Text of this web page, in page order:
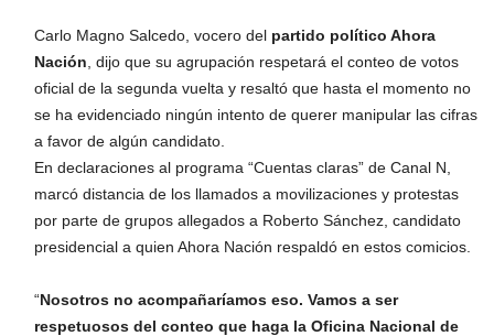
Carlo Magno Salcedo, vocero del partido político Ahora
Nación , dijo que su agrupación respetará el conteo de votos
oficial de la segunda vuelta y resaltó que hasta el momento no
se ha evidenciado ningún intento de querer manipular las cifras
a favor de algún candidato.
​En declaraciones al programa “Cuentas claras” de Canal N,
marcó distancia de los llamados a movilizaciones y protestas
por parte de grupos allegados a Roberto Sánchez, candidato
presidencial a quien Ahora Nación respaldó en estos comicios.
“Nosotros no acompañaríamos eso. Vamos a ser
respetuosos del conteo que haga la Oficina Nacional de